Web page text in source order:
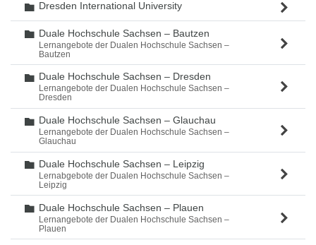
Ordner
Dresden International University
Ordner
Duale Hochschule Sachsen – Bautzen
Lernangebote der Dualen Hochschule Sachsen –
Bautzen
Ordner
Duale Hochschule Sachsen – Dresden
Lernangebote der Dualen Hochschule Sachsen –
Dresden
Ordner
Duale Hochschule Sachsen – Glauchau
Lernangebote der Dualen Hochschule Sachsen –
Glauchau
Ordner
Duale Hochschule Sachsen – Leipzig
Lernabgebote der Dualen Hochschule Sachsen –
Leipzig
Ordner
Duale Hochschule Sachsen – Plauen
Lernangebote der Dualen Hochschule Sachsen –
Plauen